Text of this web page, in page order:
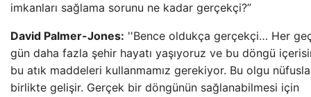
imkanları sağlama sorunu ne kadar gerçekçi?”
David Palmer-Jones: ''Bence oldukça gerçekçi… Her
gün daha fazla şehir hayatı yaşıyoruz ve bu döngü
bu atık maddeleri kullanmamız gerekiyor. Bu olgu nüfusla
birlikte gelişir. Gerçek bir döngünün sağlanabilmesi için